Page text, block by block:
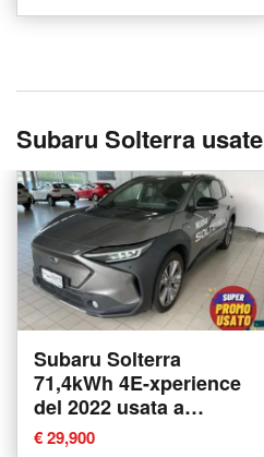
Subaru Solterra usate
Subaru Solterra
71,4kWh 4E-xperience
del 2022 usata a
Tavagnacco
€ 29,900